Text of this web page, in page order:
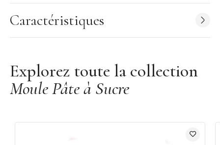
pâte à sucreou de pâte d'amande, puis étalez-la dans le moule
silicone afin de bien le remplir et marquer les détails. Démoulez
l'empreinte et laissez-la sécher avant de passer au décor avec
despaillettes alimentairesou ducolorant alimentaire.
Les + produits :
Caractéristiques
Explorez toute la collection
Moule Pâte à Sucre